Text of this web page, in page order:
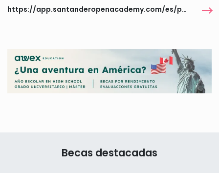
https://app.santanderopenacademy.com/es/program/ayuda-economica-para-practicas-2026-ii-edicion
Becas destacadas